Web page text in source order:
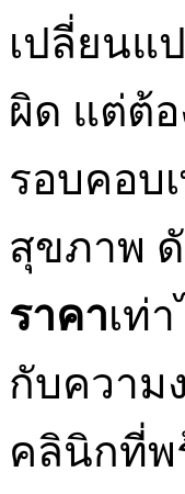
เปลี่ยนแ
ผิด แต่ต้อ
รอบคอบ
สุขภาพ
ราคาเท่
กับความ
คลินิกที่